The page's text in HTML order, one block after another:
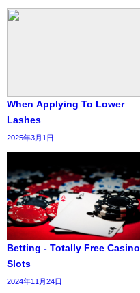
When Applying To Lower
Lashes
2025年3月1日
Betting - Totally Free Casino
Slots
2024年11月24日